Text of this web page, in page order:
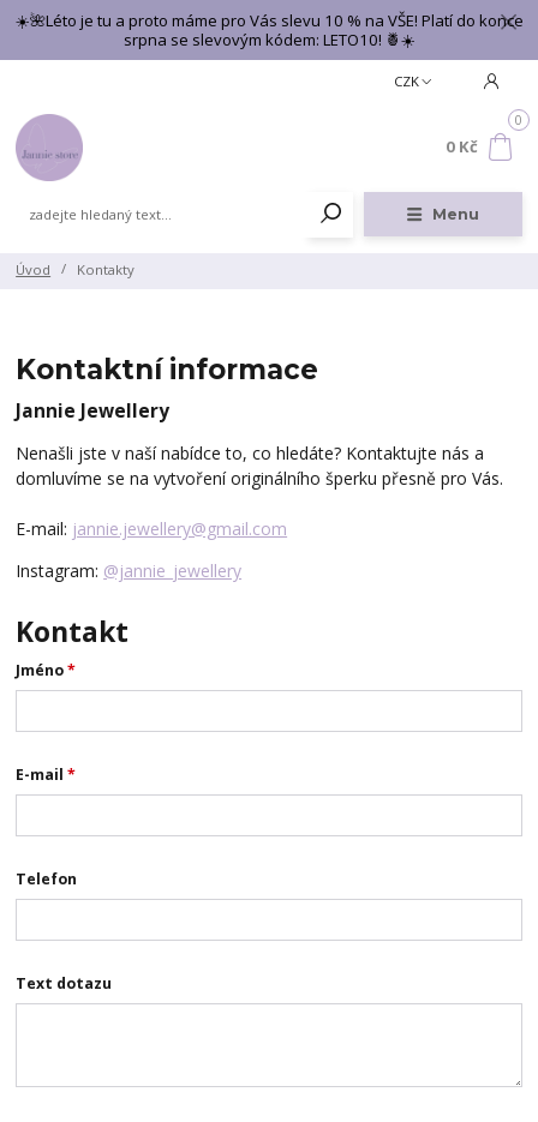
☀️🌺Léto je tu a proto máme pro Vás slevu 10 % na VŠE! Platí do konce
srpna se slevovým kódem: LETO10! 🍍☀️
Menu
CZK
0
0 Kč
Úvod Kontakty
Kontaktní informace
Jannie Jewellery
Nenašli jste v naší nabídce to, co hledáte? Kontaktujte nás a
domluvíme se na vytvoření originálního šperku přesně pro Vás.
E-mail: jannie.jewellery@gmail.com
Instagram: @jannie_jewellery
Kontakt
Jméno*
E-mail*
Telefon
Text dotazu